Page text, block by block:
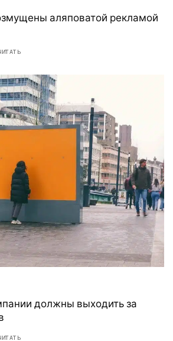
аляповатой рекламой
должны выходить за